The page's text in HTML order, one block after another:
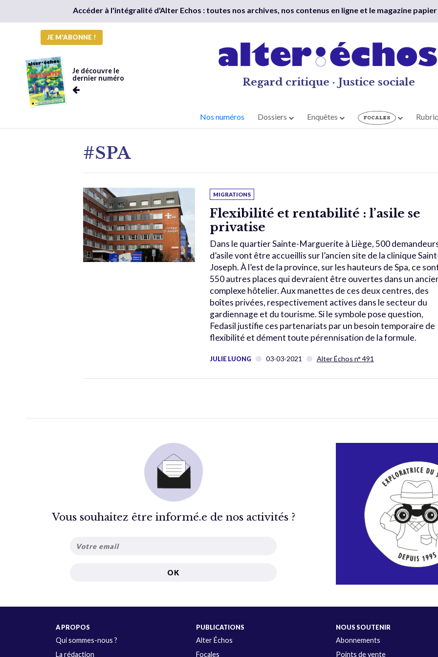
Accéder à l'intégralité d'Alter Echos : toutes nos archives, nos contenus en ligne et le magazine papier
JE M'ABONNE !
Je découvre le
dernier numéro
Regard critique · Justice sociale
Nos numéros Dossiers Enquêtes
#SPA
MIGRATIONS
Flexibilité et rentabilité : l’asile se
privatise
Dans le quartier Sainte-Marguerite à Liège, 500
d’asile vont être accueillis sur l’ancien site de la clinique
Joseph. À l’est de la province, sur les hauteurs de Spa, ce
550 autres places qui devraient être ouvertes dans un
complexe hôtelier. Aux manettes de ces deux centres, des
boîtes privées, respectivement actives dans le secteur du
gardiennage et du tourisme. Si le symbole pose question,
Fedasil justifie ces partenariats par un besoin temporaire de
flexibilité et dément toute pérennisation de la formule.
JULIE LUONG 03-03-2021 Alter Échos n° 491
Vous souhaitez être informé.e de nos activités ?
A PROPOS
Qui sommes-nous ?
La rédaction
PUBLICATIONS
Alter Échos
Focales
NOUS SOUTENIR
Abonnements
Points de vente